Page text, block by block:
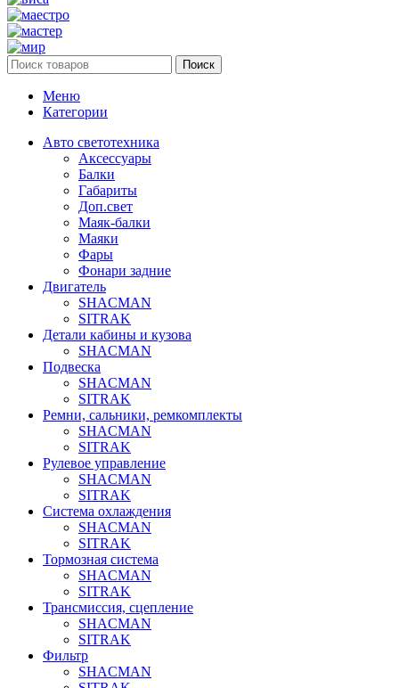
Поиск
Меню
Категории
Авто светотехника
Аксессуары
Балки
Габариты
Доп.свет
Маяк-балки
Маяки
Фары
Фонари задние
Двигатель
SHACMAN
SITRAK
Детали кабины и кузова
SHACMAN
Подвеска
SHACMAN
SITRAK
Ремни, сальники, ремкомплекты
SHACMAN
SITRAK
Рулевое управление
SHACMAN
SITRAK
Система охлаждения
SHACMAN
SITRAK
Тормозная система
SHACMAN
SITRAK
Трансмиссия, сцепление
SHACMAN
SITRAK
Фильтр
SHACMAN